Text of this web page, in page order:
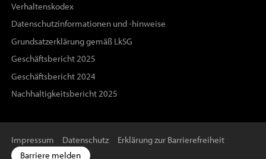
Verhaltenskodex
Datenschutzinformationen und -hinweise
Grundsatzerklärung gemäß LkSG
Geschäftsbericht 2025
Geschäftsbericht 2024
Nachhaltigkeitsbericht 2025
Impressum Datenschutz
Erklärung zur Barrierefreiheit
Barriere melden